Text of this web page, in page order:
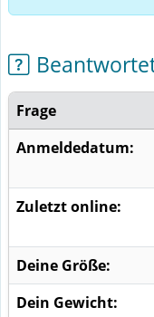
Frage
Anmeldedatum:
Zuletzt online:
Deine Größe:
Dein Gewicht: